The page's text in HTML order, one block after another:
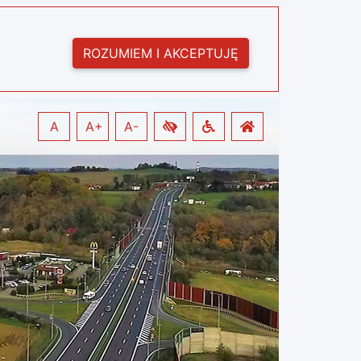
ROZUMIEM I AKCEPTUJĘ
A A+ A-